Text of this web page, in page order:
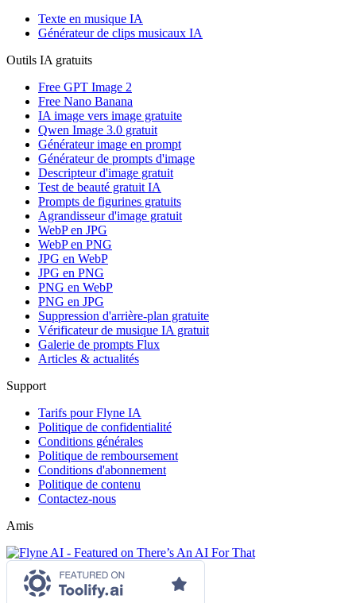
Texte en musique IA
Générateur de clips musicaux IA
Outils IA gratuits
Free GPT Image 2
Free Nano Banana
IA image vers image gratuite
Qwen Image 3.0 gratuit
Générateur image en prompt
Générateur de prompts d'image
Descripteur d'image gratuit
Test de beauté gratuit IA
Prompts de figurines gratuits
Agrandisseur d'image gratuit
WebP en JPG
WebP en PNG
JPG en WebP
JPG en PNG
PNG en WebP
PNG en JPG
Suppression d'arrière-plan gratuite
Vérificateur de musique IA gratuit
Galerie de prompts Flux
Articles & actualités
Support
Tarifs pour Flyne IA
Politique de confidentialité
Conditions générales
Politique de remboursement
Conditions d'abonnement
Politique de contenu
Contactez-nous
Amis